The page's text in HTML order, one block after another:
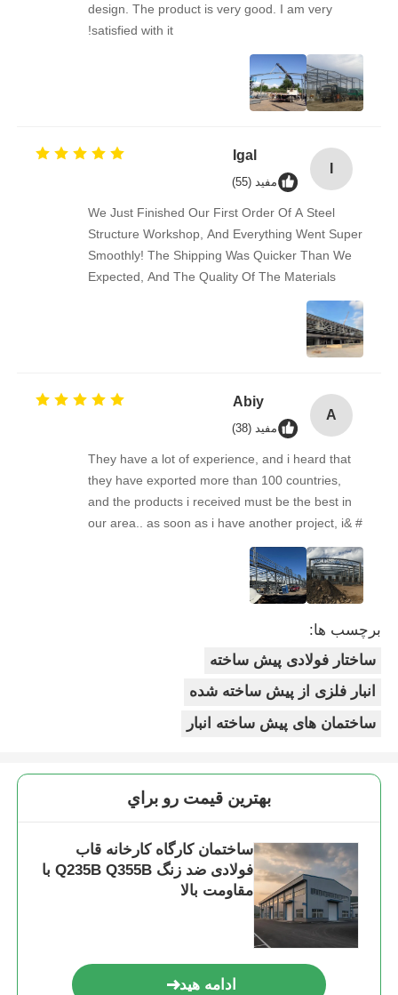
design. The product is very good. I am very
satisfied with it!
Igal
مفید (55)
We Just Finished Our First Order Of A Steel
Structure Workshop, And Everything Went Super
Smoothly! The Shipping Was Quicker Than We
Expected, And The Quality Of The Materials
A
Abiy
مفید (38)
They have a lot of experience, and i heard that
they have exported more than 100 countries,
and the products i received must be the best in
our area.. as soon as i have another project, i& #
39;ll come back to you. Looking forward to the
برچسب ها:
ساختار فولادی پیش ساخته
انبار فلزی از پیش ساخته شده
ساختمان های پیش ساخته انبار
بهترين قيمت رو براي
ساختمان کارگاه کارخانه قاب
فولادی ضد زنگ Q235B Q355B با
مقاومت بالا
ادامه هید